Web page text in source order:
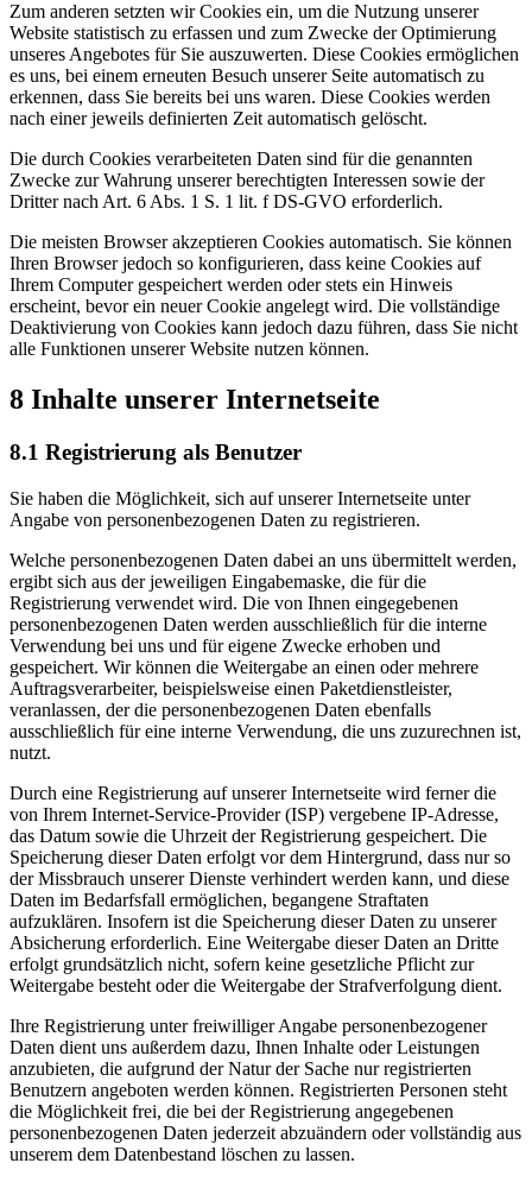
Zum anderen setzten wir Cookies ein, um die Nutzung unserer
Website statistisch zu erfassen und zum Zwecke der Optimierung
unseres Angebotes für Sie auszuwerten. Diese Cookies ermöglichen
es uns, bei einem erneuten Besuch unserer Seite automatisch zu
erkennen, dass Sie bereits bei uns waren. Diese Cookies werden
nach einer jeweils definierten Zeit automatisch gelöscht.
Die durch Cookies verarbeiteten Daten sind für die genannten
Zwecke zur Wahrung unserer berechtigten Interessen sowie der
Dritter nach Art. 6 Abs. 1 S. 1 lit. f DS-GVO erforderlich.
Die meisten Browser akzeptieren Cookies automatisch. Sie können
Ihren Browser jedoch so konfigurieren, dass keine Cookies auf
Ihrem Computer gespeichert werden oder stets ein Hinweis
erscheint, bevor ein neuer Cookie angelegt wird. Die vollständige
Deaktivierung von Cookies kann jedoch dazu führen, dass Sie nicht
alle Funktionen unserer Website nutzen können.
8 Inhalte unserer Internetseite
8.1 Registrierung als Benutzer
Sie haben die Möglichkeit, sich auf unserer Internetseite unter
Angabe von personenbezogenen Daten zu registrieren.
Welche personenbezogenen Daten dabei an uns übermittelt werden,
ergibt sich aus der jeweiligen Eingabemaske, die für die
Registrierung verwendet wird. Die von Ihnen eingegebenen
personenbezogenen Daten werden ausschließlich für die interne
Verwendung bei uns und für eigene Zwecke erhoben und
gespeichert. Wir können die Weitergabe an einen oder mehrere
Auftragsverarbeiter, beispielsweise einen Paketdienstleister,
veranlassen, der die personenbezogenen Daten ebenfalls
ausschließlich für eine interne Verwendung, die uns zuzurechnen ist,
nutzt.
Durch eine Registrierung auf unserer Internetseite wird ferner die
von Ihrem Internet-Service-Provider (ISP) vergebene IP-Adresse,
das Datum sowie die Uhrzeit der Registrierung gespeichert. Die
Speicherung dieser Daten erfolgt vor dem Hintergrund, dass nur so
der Missbrauch unserer Dienste verhindert werden kann, und diese
Daten im Bedarfsfall ermöglichen, begangene Straftaten
aufzuklären. Insofern ist die Speicherung dieser Daten zu unserer
Absicherung erforderlich. Eine Weitergabe dieser Daten an Dritte
erfolgt grundsätzlich nicht, sofern keine gesetzliche Pflicht zur
Weitergabe besteht oder die Weitergabe der Strafverfolgung dient.
Ihre Registrierung unter freiwilliger Angabe personenbezogener
Daten dient uns außerdem dazu, Ihnen Inhalte oder Leistungen
anzubieten, die aufgrund der Natur der Sache nur registrierten
Benutzern angeboten werden können. Registrierten Personen steht
die Möglichkeit frei, die bei der Registrierung angegebenen
personenbezogenen Daten jederzeit abzuändern oder vollständig aus
unserem dem Datenbestand löschen zu lassen.